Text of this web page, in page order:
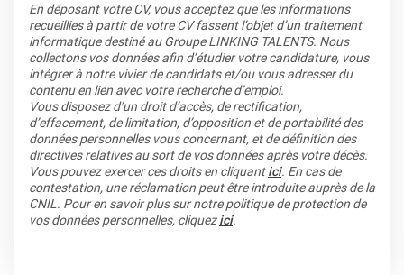
En déposant votre CV, vous acceptez que les informations
recueillies à partir de votre CV fassent l’objet d’un traitement
informatique destiné au Groupe LINKING TALENTS. Nous
collectons vos données afin d’étudier votre candidature, vous
intégrer à notre vivier de candidats et/ou vous adresser du
contenu en lien avec votre recherche d’emploi.
Vous disposez d’un droit d’accès, de rectification,
d’effacement, de limitation, d’opposition et de portabilité des
données personnelles vous concernant, et de définition des
directives relatives au sort de vos données après votre décès.
Vous pouvez exercer ces droits en cliquantici. En cas de
contestation, une réclamation peut être introduite auprès de la
CNIL. Pour en savoir plus sur notre politique de protection de
vos données personnelles, cliquezici.